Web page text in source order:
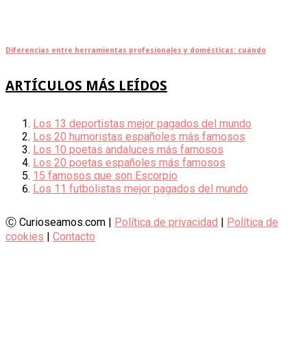
Diferencias entre herramientas profesionales y domésticas: cuándo
ARTÍCULOS MÁS LEÍDOS
Los 13 deportistas mejor pagados del mundo
Los 20 humoristas españoles más famosos
Los 10 poetas andaluces más famosos
Los 20 poetas españoles más famosos
15 famosos que son Escorpio
Los 11 futbolistas mejor pagados del mundo
Ⓒ Curioseamos.com | Política de privacidad | Política de
cookies | Contacto